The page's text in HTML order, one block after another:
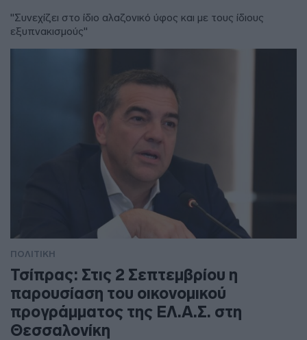
"Συνεχίζει στο ίδιο αλαζονικό ύφος και με τους ίδιους
εξυπνακισμούς"
ΠΟΛΙΤΙΚΗ
Τσίπρας: Στις 2 Σεπτεμβρίου η
παρουσίαση του οικονομικού
προγράμματος της ΕΛ.Α.Σ. στη
Θεσσαλονίκη